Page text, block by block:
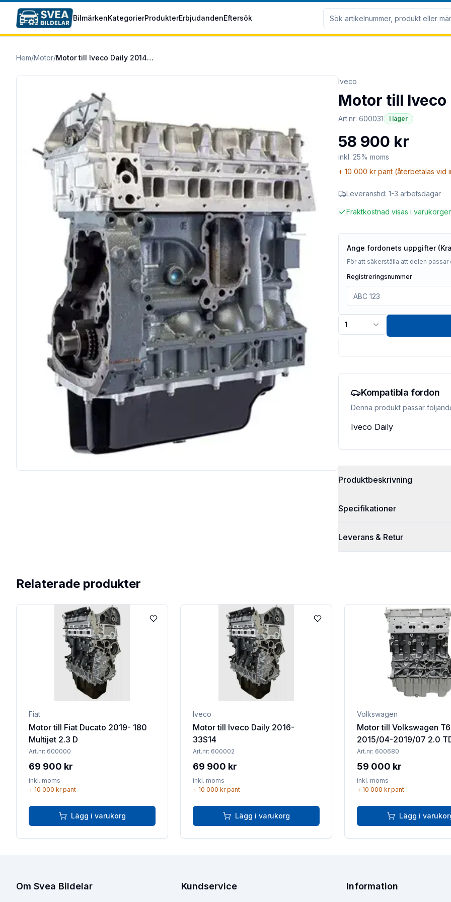
Hoppa till huvudinnehåll
BilmärkenKategorierProdukterErbjudandenEftersök
Hem/Motor/ Motor till Iveco Daily 2014-2016 35S17
Iveco
Motor till Iveco
Art.nr: 600031 I lager
58 900 kr
inkl. 25% moms
+ 10 000 kr pant (återbetalas vid
Leveranstid: 1-3 arbetsdagar
Fraktkostnad visas i
Ange fordonets uppgifter
För att säkerställa att delen
Registreringsnummer
1
Kompatibla fordon
Denna produkt passar
Iveco Daily
Produktbeskrivning
Specifikationer
Leverans & Retur
Relaterade produkter
Lägg till i favoriter
Fiat
Motor till Fiat Ducato 2019- 180
Multijet 2.3 D
Art.nr: 600000
69 900 kr
inkl. moms
+ 10 000 krpant
Lägg i varukorg
Lägg till i favoriter
Iveco
Motor till Iveco Daily 2016-
33S14
Art.nr: 600002
69 900 kr
inkl. moms
+ 10 000 krpant
Lägg i varukorg
Volkswagen
Motor till Volkswagen T6
2015/04-2019/07 2.0
Art.nr: 600680
59 000 kr
inkl. moms
+ 10 000 krpant
Lägg i
Om Svea Bildelar Kundservice Information